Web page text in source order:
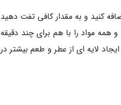
کنید و به مقدار کافی تفت دهید
مواد را با هم برای چند دقیقه
لایه ای از عطر و طعم بیشتر در